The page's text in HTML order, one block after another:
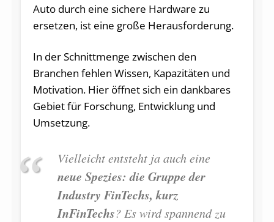
Auto durch eine sichere Hardware zu
ersetzen, ist eine große Herausforderung.
In der Schnittmenge zwischen den
Branchen fehlen Wissen, Kapazitäten und
Motivation. Hier öffnet sich ein dankbares
Gebiet für Forschung, Entwicklung und
Umsetzung.
Vielleicht entsteht ja auch eine
neue Spezies: die Gruppe der
Industry FinTechs, kurz
InFinTechs? Es wird spannend zu